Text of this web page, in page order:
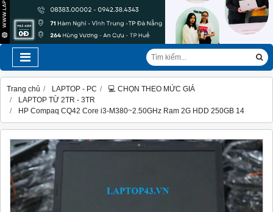
Trang chủ LAPTOP - PC
💻 CHỌN THEO MỨC GIÁ
LAPTOP TỪ 2TR - 3TR
HP Compaq CQ42 Core i3-M380~2.50GHz Ram 2G HDD 250GB 14